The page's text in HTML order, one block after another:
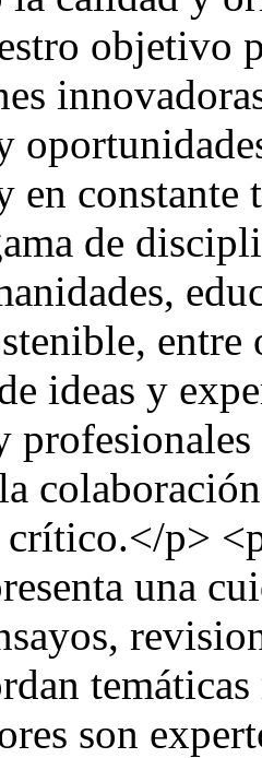
objetivo
en constante
de
ideas y
crítico.</p>
una
son